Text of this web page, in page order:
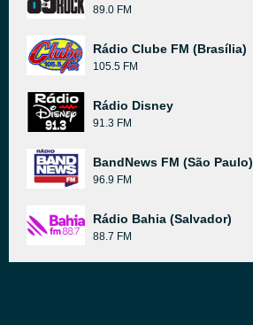
89.0 FM
Rádio Clube FM (Brasília)
105.5 FM
Rádio Disney
91.3 FM
BandNews FM (São Paulo)
96.9 FM
Rádio Bahia (Salvador)
88.7 FM